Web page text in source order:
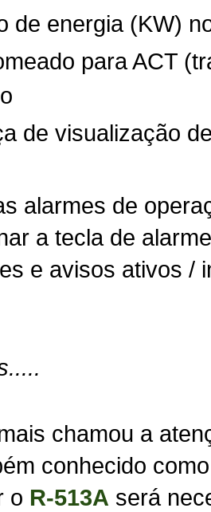
de energia (KW)
para ACT
de visualização
alarmes de
a tecla de alarme
e avisos ativos /
chamou a
conhecido
o R-513A será